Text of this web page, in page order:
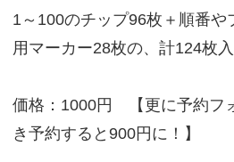
1～100のチップ96枚＋順番や
用マーカー28枚の、計124枚入
価格：1000円 【更に予約フ
き予約すると900円に！】